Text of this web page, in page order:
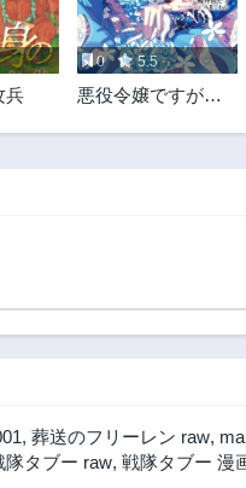
第40話
3ヶ月前
第35話
3ヶ月前
第30話
第5話
2年前
兵
0 5.5
悪役令嬢ですが攻
, 葬送のフリーレン raw,
隊タブー raw, 戦隊タブー 漫